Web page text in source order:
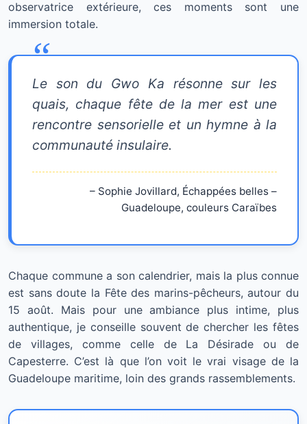
observatrice extérieure, ces moments sont une
immersion totale.
Le son du Gwo Ka résonne sur les
quais, chaque fête de la mer est une
rencontre sensorielle et un hymne à la
communauté insulaire.
– Sophie Jovillard, Échappées belles –
Guadeloupe, couleurs Caraïbes
Chaque commune a son calendrier, mais la plus connue
est sans doute la Fête des marins-pêcheurs, autour du
15 août. Mais pour une ambiance plus intime, plus
authentique, je conseille souvent de chercher les fêtes
de villages, comme celle de La Désirade ou de
Capesterre. C’est là que l’on voit le vrai visage de la
Guadeloupe maritime, loin des grands rassemblements.